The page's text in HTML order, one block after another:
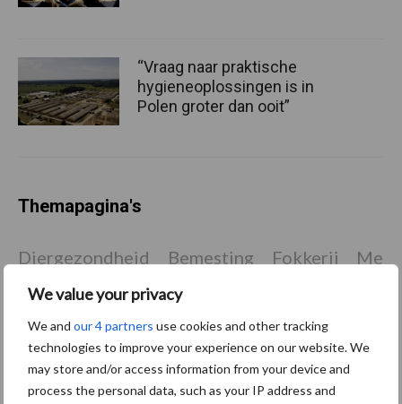
We value your privacy
We and our 4 partners use cookies and other tracking
technologies to improve your experience on our website. We
may store and/or access information from your device and
process the personal data, such as your IP address and
“Vraag naar praktische
hygieneoplossingen is in
Polen groter dan ooit”
Themapagina's
Diergezondheid Bemesting Fokkerij
Bedrijfsnieuws
Ligbox &
Voerhekken